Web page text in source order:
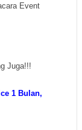
Event
Juga!!!
1 Bulan,